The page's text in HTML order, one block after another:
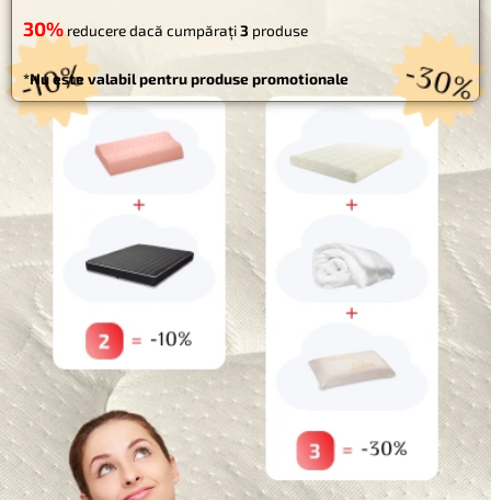
Website
Salvează-mi numele, emailul și site-ul web în acest navigator
pentru data viitoare când o să comentez.
Categorii
Paturi pentru animale de companie
Uncategorized
PUTEȚI OBȚINE PÂNĂ LA 30%
CUMPĂRĂ MAI MULT - ECONOMISEȘTE MAI MULT
reducere dacă cumpărați produse
reducere dacă cumpărați
*Nu este valabil pentru produse promotionale